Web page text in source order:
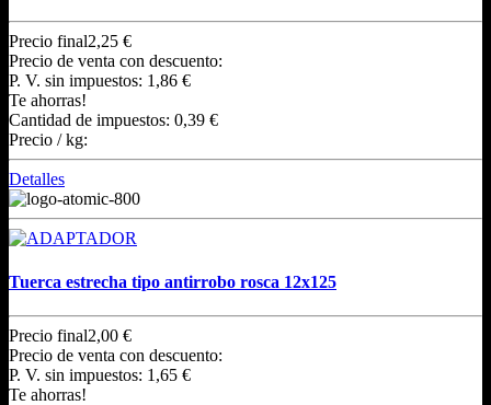
Precio final2,25 €
Precio de venta con descuento:
P. V. sin impuestos: 1,86 €
Te ahorras!
Cantidad de impuestos: 0,39 €
Precio / kg:
Detalles
Tuerca estrecha tipo antirrobo rosca 12x125
Precio final2,00 €
Precio de venta con descuento:
P. V. sin impuestos: 1,65 €
Te ahorras!